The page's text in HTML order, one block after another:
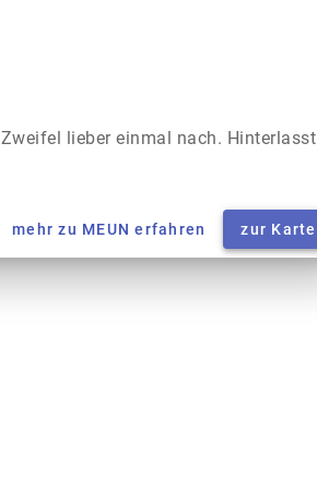
lieber einmal nach. Hinterlasst
mehr zu MEUN erfahren zur Karte